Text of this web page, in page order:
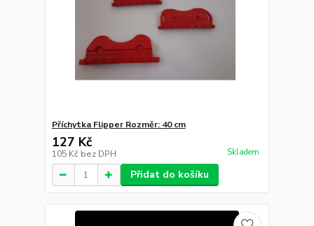
Příchytka Flipper Rozměr: 40 cm
127 Kč
105 Kč bez DPH Skladem
Přidat do košíku